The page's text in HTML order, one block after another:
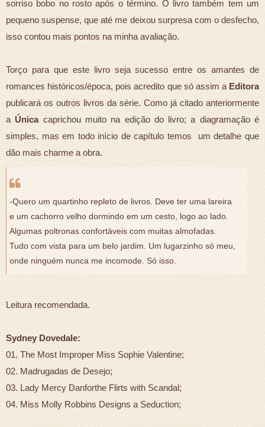
sorriso bobo no rosto após o término. O livro também tem um
pequeno suspense, que até me deixou surpresa com o desfecho,
isso contou mais pontos na minha avaliação.
Torço para que este livro seja sucesso entre os amantes de
romances históricos/época, pois acredito que só assim aEditora
publicará os outros livros da série. Como já citado anteriormente
aÚnicacaprichou muito na edição do livro; a diagramação é
simples, mas em todo início de capítulo temos um detalhe que
dão mais charme a obra.
-Quero um quartinho repleto de livros. Deve ter uma lareira
e um cachorro velho dormindo em um cesto, logo ao lado.
Algumas poltronas confortáveis com muitas almofadas.
Tudo com vista para um belo jardim. Um lugarzinho só meu,
onde ninguém nunca me incomode. Só isso.
Leitura recomendada.
Sydney Dovedale:
01. The Most Improper Miss Sophie Valentine;
02. Madrugadas de Desejo;
03. Lady Mercy Danforthe Flirts with Scandal;
04. Miss Molly Robbins Designs a Seduction;